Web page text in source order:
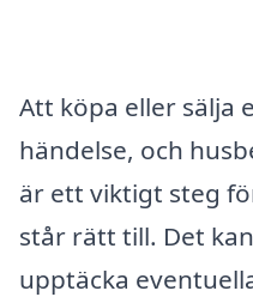
Att köpa eller sälja
händelse, och
är ett viktigt steg
står rätt till. Det
upptäcka